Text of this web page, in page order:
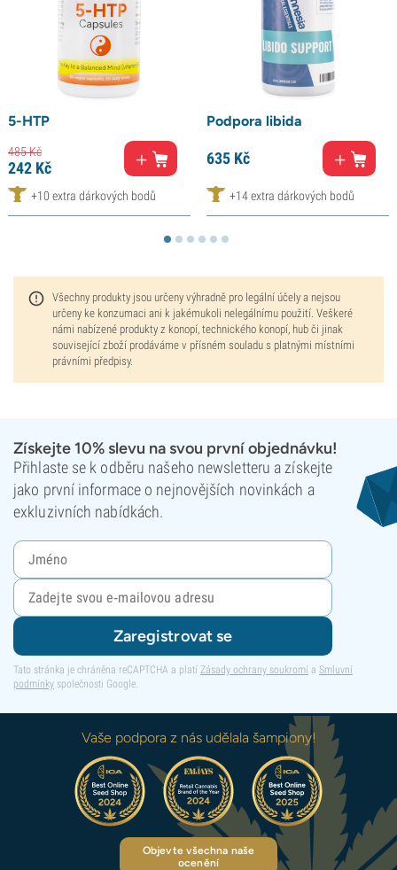
5-HTP
485Kč
242 Kč
+10 extra dárkových bodů
Podpora libida
635 Kč
+14 extra dárkových bodů
Všechny produkty jsou určeny výhradně pro legální účely a nejsou
určeny ke konzumaci ani k jakémukoli nelegálnímu použití. Veškeré
námi nabízené produkty z konopí, technického konopí, hub či jinak
související zboží prodáváme v přísném souladu s platnými místními
právními předpisy.
Získejte 10% slevu na svou první objednávku!
Přihlaste se k odběru našeho newsletteru a získejte
jako první informace o nejnovějších novinkách a
exkluzivních nabídkách.
Zaregistrovat se
Tato stránka je chráněna reCAPTCHA a platí Zásady ochrany soukromí a Smluvní
podmínky společnosti Google.
Vaše podpora z nás udělala šampiony!
Objevte všechna naše
ocenění